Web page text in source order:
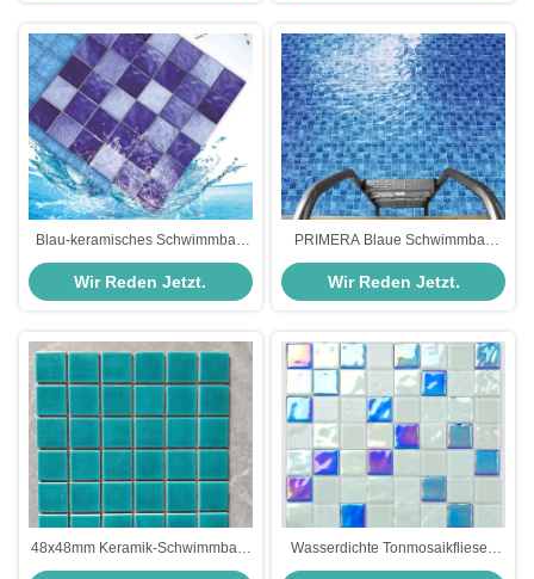
Blau-keramisches Schwimmbad
Mosaikfliesen 6mm Glanzmatte
Wir Reden Jetzt.
PRIMERA Blaue Schwimmbad
Mosaikfliesen 306x306mm
glasiert, auf Netz montiert
Wir Reden Jetzt.
48x48mm Keramik-Schwimmbad-
Mosaikfliesen Eisgebrochen Blau
Wasserdichte Tonmosaikfliesen
303x303mm für Schwimmbäder